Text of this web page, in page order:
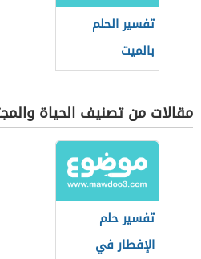
تفسير الحلم
بالميت
مقالات من تصنيف الحياة
تفسير حلم
الإفطار في